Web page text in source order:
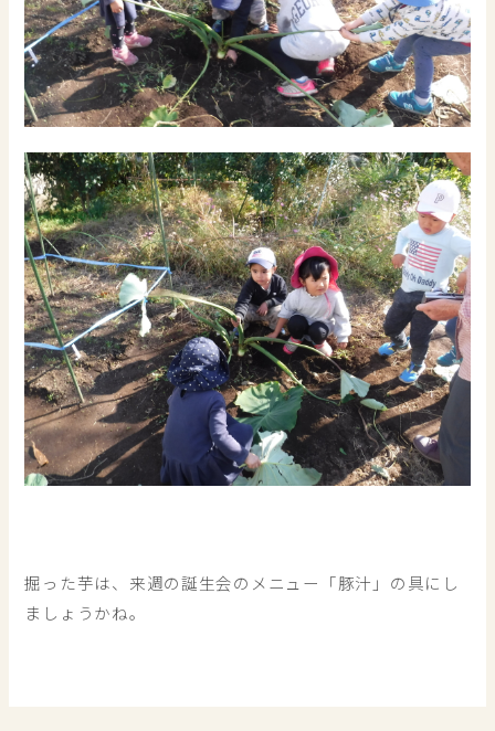
掘った芋は、来週の誕生会のメニュー「豚汁」の具にし
ましょうかね。